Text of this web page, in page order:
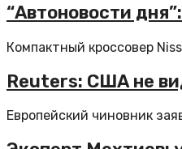
“Автоновости
Компактный кроссовер
Reuters: США не
Европейский чиновник